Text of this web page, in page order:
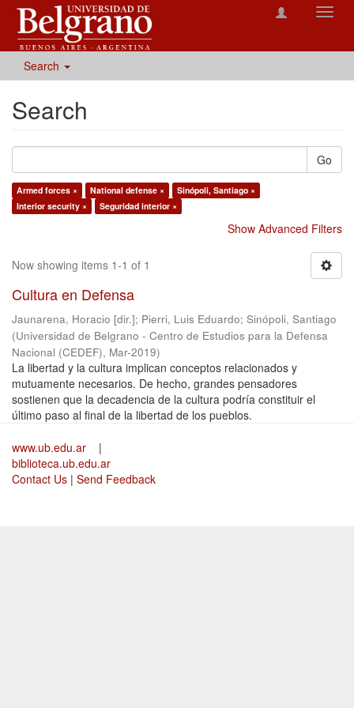
Search
Search
Go
Armed forces × National defense ×
Sinópoli, Santiago ×
Interior security ×
Seguridad interior ×
Show Advanced Filters
Now showing items 1-1 of 1
Cultura en Defensa
Jaunarena, Horacio [dir.]; Pierri, Luis Eduardo; Sinópoli, Santiago
(Universidad de Belgrano - Centro de Estudios para la Defensa
Nacional (CEDEF), Mar-2019)
La libertad y la cultura implican conceptos relacionados y
mutuamente necesarios. De hecho, grandes pensadores
sostienen que la decadencia de la cultura podría constituir el
último paso al final de la libertad de los pueblos.
www.ub.edu.ar
|
biblioteca.ub.edu.ar
Contact Us | Send Feedback